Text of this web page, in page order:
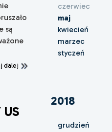
są
dalej
czerwiec
maj
kwiecień
marzec
styczeń
2018
grudzień